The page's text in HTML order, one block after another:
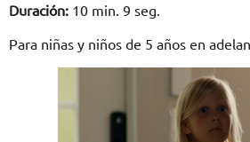
Duración: 10 min. 9 seg.
Para niñas y niños de 5 años en